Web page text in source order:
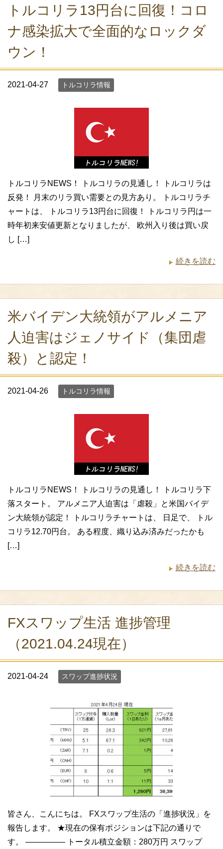
トルコリラ13円台に回復！コロ
ナ感染拡大で全面的なロックダ
ウン！
2021-04-27 トルコリラ情報
トルコリラNEWS！ トルコリラの見通し！ トルコリラは
反発！ 月末のリラ買い需要との見方あり。 トルコリラチ
ャートは、 トルコリラ13円台に回復！ トルコリラ円は一
時年初来安値更新となりましたが、 欧州入り後は買い戻
し […]
続きを読む
米バイデン大統領がアルメニア
人迫害はジェノサイド（集団虐
殺）と認定！
2021-04-26 トルコリラ情報
トルコリラNEWS！ トルコリラの見通し！ トルコリラ下
落スタート。 アルメニア人迫害は「虐殺」と米国バイデ
ン大統領が認定！ トルコリラチャートは、 日足で、 トル
コリラ12.70円台。 ある程度、織り込み済みだったかも
[…]
続きを読む
FXスワップ生活 進捗管理
（2021.04.24現在）
2021-04-24 スワップ進捗状況
皆さん、こんにちは。 FXスワップ生活の「進捗状況」を
報告します。 ★現在の保有ポジションは下記の通りで
す。 ————— トータル積立金額：280万円 スワップ